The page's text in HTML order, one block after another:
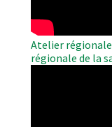
Atelier
régionale de la